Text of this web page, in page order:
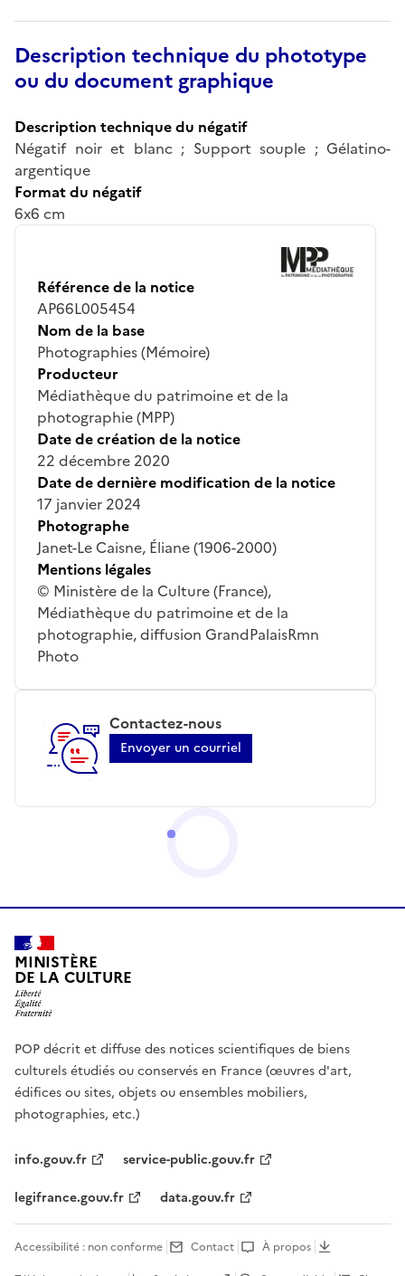
Description technique du phototype
ou du document graphique
Description technique du négatif
Négatif noir et blanc ; Support souple ; Gélatino-
argentique
Format du négatif
6x6 cm
Référence de la notice
AP66L005454
Nom de la base
Photographies (Mémoire)
Producteur
Médiathèque du patrimoine et de la
photographie (MPP)
Date de création de la notice
22 décembre 2020
Date de dernière modification de la notice
17 janvier 2024
Photographe
Janet-Le Caisne, Éliane (1906-2000)
Mentions légales
© Ministère de la Culture (France),
Médiathèque du patrimoine et de la
photographie, diffusion GrandPalaisRmn
Photo
Contactez-nous
Envoyer un courriel
MINISTÈRE
DE LA CULTURE
POP décrit et diffuse des notices scientifiques de biens
culturels étudiés ou conservés en France (œuvres d'art,
édifices ou sites, objets ou ensembles mobiliers,
photographies, etc.)
info.gouv.fr
service-public.gouv.fr
legifrance.gouv.fr
data.gouv.fr
Accessibilité : non conforme Contact
À propos